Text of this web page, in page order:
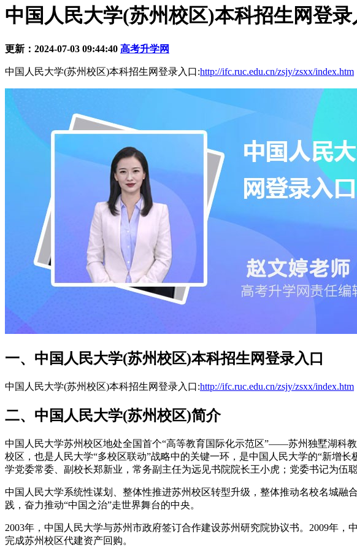
中国人民大学(苏州校区)本科招生网登
更新：2024-07-03 09:44:40 高考升学网
中国人民大学(苏州校区)本科招生网登录入口:http://ifc.ruc.edu.cn/zsjy/zsxx/index.htm
一、中国人民大学(苏州校区)本科招生网登录入口
中国人民大学(苏州校区)本科招生网登录入口:http://ifc.ruc.edu.cn/zsjy/zsxx/index.htm
二、中国人民大学(苏州校区)简介
中国人民大学苏州校区地处全国首个“高等教育国际化示范区”——苏州独墅湖科
校区，也是人民大学“多校区联动”战略中的关键一环，是中国人民大学的“新增
学党委常委、副校长郑新业，常务副主任为远见书院院长王小虎；党委书记为伍聪
中国人民大学系统性谋划、整体性推进苏州校区转型升级，整体推动名校名城融
践，奋力推动“中国之治”走世界舞台的中央。
2003年，中国人民大学与苏州市政府签订合作建设苏州研究院协议书。2009年
完成苏州校区代建资产回购。